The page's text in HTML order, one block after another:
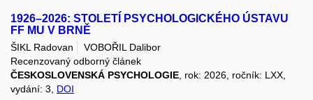
1926–2026: STOLETÍ PSYCHOLOGICKÉHO ÚSTAVU
FF MU V BRNĚ
ŠIKL Radovan
VOBOŘIL Dalibor
Recenzovaný odborný článek
ČESKOSLOVENSKÁ PSYCHOLOGIE, rok: 2026, ročník: LXX,
vydání: 3, DOI